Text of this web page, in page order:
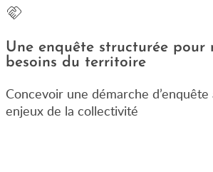
Une enquête structurée pour
besoins du territoire
Concevoir une démarche
enjeux de la collectivité